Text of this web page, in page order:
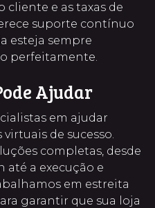
cliente e as taxas de
suporte contínuo
esteja sempre
perfeitamente.
Ajudar
em ajudar
de sucesso.
completas, desde
a execução e
em estreita
garantir que sua loja